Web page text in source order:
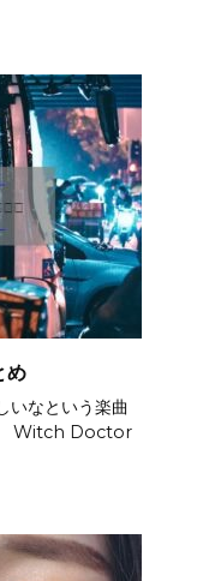
め
なという楽曲
。 Witch Doctor